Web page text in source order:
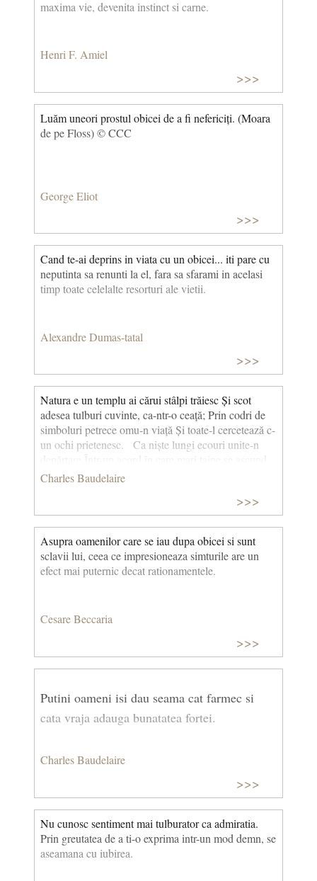
ma­xima vie, devenita instinct si carne.
Henri F. Amiel
>>>
Luăm uneori prostul obicei de a fi nefericiți. (Moara
de pe Floss) © CCC
George Eliot
>>>
Cand te-ai deprins in viata cu un obicei... iti pare cu
neputinta sa renunti la el, fara sa sfarami in acelasi
timp toate celelalte resorturi ale vietii.
Alexandre Dumas-tatal
>>>
Natura e un templu ai cărui stâlpi trăiesc Și scot
adesea tulburi cuvinte, ca-ntr-o ceață; Prin codri de
simboluri petrece omu-n viață Și toate-l cercetează c-
un ochi prietenesc. Ca niște lungi ecouri unite-n
depărtare Într-un acord în care mari taine se ascund,
Ca noaptea sau lumina, adânc, fără hotare, Parfum,
proaspete parfumuri ca trupuri de copii, Dulci ca un
ton de flaut, verzi ca niște câmpii, Iar altele bogate,
trufașe, prihănite, Purtând în ele-avânturi de lucruri
infinite, Ca moscul, ambra, smirna, tămâia, care
cântă Tot ce vrăjește mintea și simțurile-ncântă.
(Corespunderi) (Traducere de Al. Philippide)
Charles Baudelaire
>>>
Asupra oamenilor care se iau dupa obicei si sunt
sclavii lui, ceea ce impresioneaza simturile are un
efect mai puternic decat rationamentele.
Cesare Beccaria
>>>
Putini oameni isi dau seama cat farmec si
cata vraja adauga bunatatea fortei.
Charles Baudelaire
>>>
Nu cunosc sentiment mai tulburator ca admiratia.
Prin greutatea de a ti-o exprima intr-un mod demn, se
aseamana cu iubirea.